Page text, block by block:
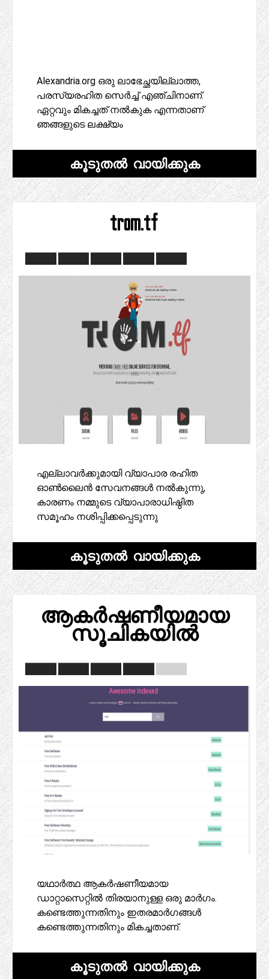
Alexandria.org ഒരു ലാഭേച്ഛയില്ലാത്ത,
പരസ്യരഹിത സെർച്ച് എഞ്ചിനാണ്.
ഏറ്റവും മികച്ചത് നൽകുക എന്നതാണ്
ഞങ്ങളുടെ ലക്ഷ്യം
കൂടുതൽ വായിക്കുക
trom.tf
എല്ലാവർക്കുമായി വ്യാപാര രഹിത
ഓൺലൈൻ സേവനങ്ങൾ നൽകുന്നു,
കാരണം നമ്മുടെ വ്യാപാരാധിഷ്ഠിത
സമൂഹം നശിപ്പിക്കപ്പെടുന്നു
കൂടുതൽ വായിക്കുക
ആകർഷണീയമായ
സൂചികയിൽ
യഥാർത്ഥ ആകർഷണീയമായ
ഡാറ്റാസെറ്റിൽ തിരയാനുള്ള ഒരു മാർഗം.
കണ്ടെത്തുന്നതിനും ഇതരമാർഗങ്ങൾ
കണ്ടെത്തുന്നതിനും മികച്ചതാണ്.
കൂടുതൽ വായിക്കുക